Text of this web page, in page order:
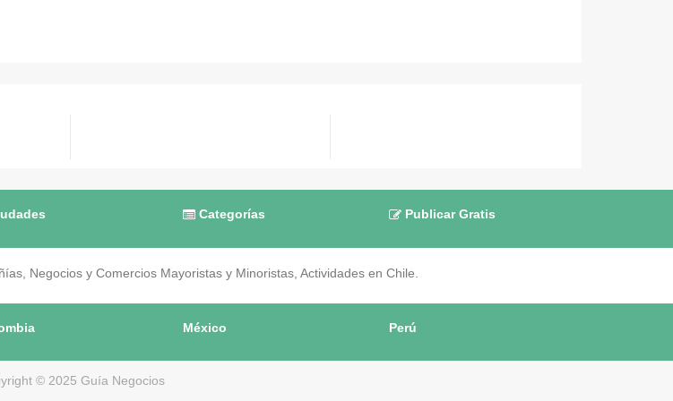
Categorías Publicar Gratis
Negocios y Comercios Mayoristas y Minoristas, Actividades en Chile.
México Perú
© 2025 Guía Negocios